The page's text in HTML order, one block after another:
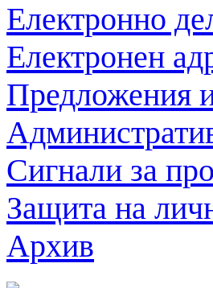
Електронно
Електронен
Предложения
Сигнали за
Защита на
Архив